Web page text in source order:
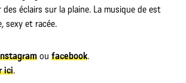
éclairs sur la plaine. La musique de est
sexy et racée.
oufacebook.
ici.